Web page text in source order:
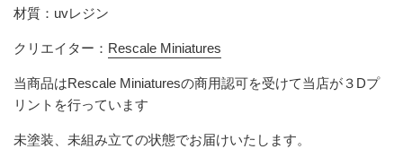
材質：uvレジン
クリエイター： Rescale Miniatures
当商品はRescale Miniaturesの商用認可を受けて当店が３Dプ
リントを行っています
未塗装、未組み立ての状態でお届けいたします。